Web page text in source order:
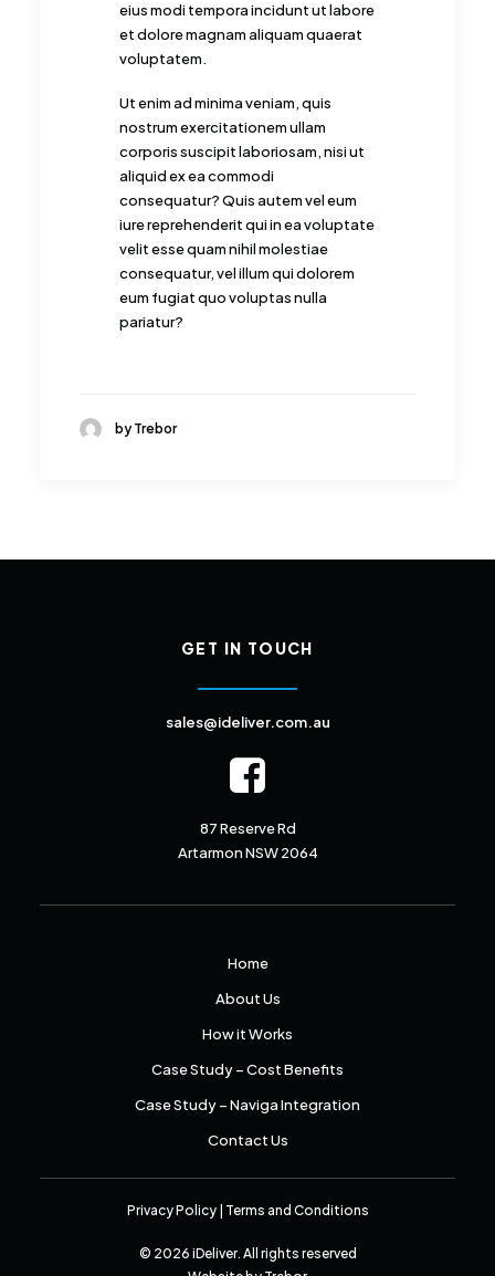
eius modi tempora incidunt ut labore
et dolore magnam aliquam quaerat
voluptatem.
Ut enim ad minima veniam, quis
nostrum exercitationem ullam
corporis suscipit laboriosam, nisi ut
aliquid ex ea commodi
consequatur? Quis autem vel eum
iure reprehenderit qui in ea voluptate
velit esse quam nihil molestiae
consequatur, vel illum qui dolorem
eum fugiat quo voluptas nulla
pariatur?
by Trebor
GET IN TOUCH
sales@ideliver.com.au
87 Reserve Rd
Artarmon NSW 2064
Home
About Us
How it Works
Case Study – Cost Benefits
Case Study – Naviga Integration
Contact Us
Privacy Policy| Terms and Conditions
© 2026 iDeliver. All rights reserved